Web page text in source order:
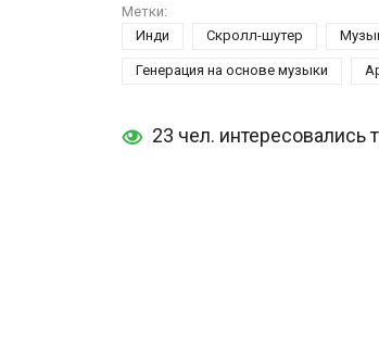
Метки:
Инди
Скролл-шутер
Генерация на основе музыки
23 чел. интересовались